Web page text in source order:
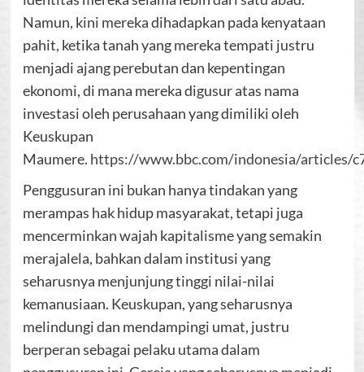
Namun, kini mereka dihadapkan pada kenyataan
pahit, ketika tanah yang mereka tempati justru
menjadi ajang perebutan dan kepentingan
ekonomi, di mana mereka digusur atas nama
investasi oleh perusahaan yang dimiliki oleh
Keuskupan
Maumere. https://www.bbc.com/indonesia/articles/
Penggusuran ini bukan hanya tindakan yang
merampas hak hidup masyarakat, tetapi juga
mencerminkan wajah kapitalisme yang semakin
merajalela, bahkan dalam institusi yang
seharusnya menjunjung tinggi nilai-nilai
kemanusiaan. Keuskupan, yang seharusnya
melindungi dan mendampingi umat, justru
berperan sebagai pelaku utama dalam